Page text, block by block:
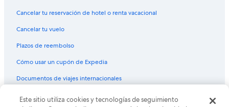
Cancelar tu reservación de hotel o renta vacacional
Cancelar tu vuelo
Plazos de reembolso
Cómo usar un cupón de Expedia
Documentos de viajes internacionales
© 2026 Expedia, Inc., una empresa de Expedia Group. Todos los
Este sitio utiliza cookies y tecnologías de seguimiento